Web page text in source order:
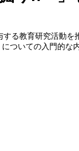
る教育研究活動を
ついての入門的な